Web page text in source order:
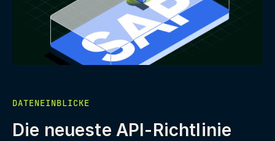
DATENEINBLICKE
Die neueste API-Richtlinie